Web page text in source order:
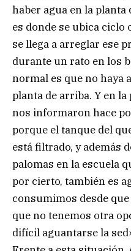
haber agua en la planta
es donde se ubica ciclo
se llega a arreglar ese
durante un rato en los
normal es que no haya
planta de arriba. Y en la
nos informaron hace
porque el tanque del
está filtrado, y además
palomas en la escuela
por cierto, también es
consumimos desde
que no tenemos otra
difícil aguantarse la